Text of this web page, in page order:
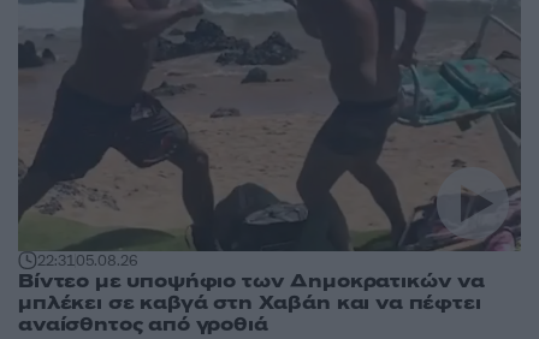
22:3105.08.26
Βίντεο με υποψήφιο των Δημοκρατικών να
μπλέκει σε καβγά στη Χαβάη και να πέφτει
αναίσθητος από γροθιά